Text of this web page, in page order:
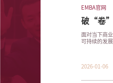
EMBA官网
破“卷”
话“消
面对当下商
可持续的发展
2026-01-06